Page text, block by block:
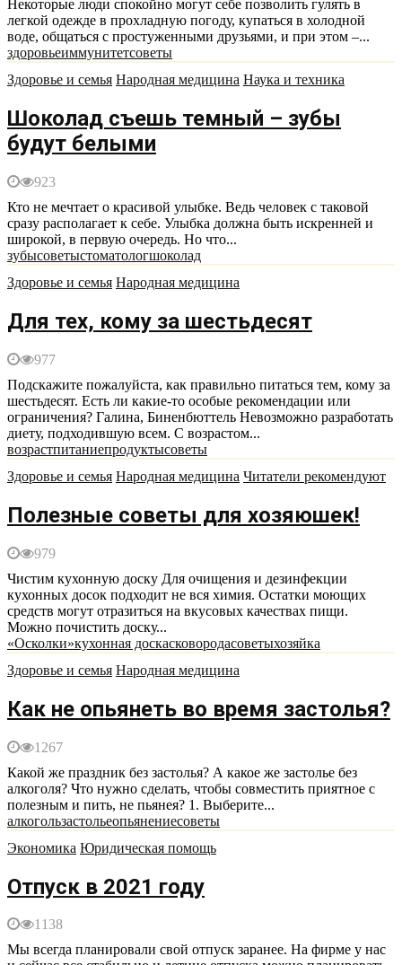
Некоторые люди спокойно могут себе позволить гулять в
легкой одежде в прохладную погоду, купаться в холодной
воде, общаться с простуженными друзьями, и при этом –...
здоровьеиммунитетсоветы
Здоровье и семья Народная медицина Наука и техника
Шоколад съешь темный – зубы
будут белыми
923
Кто не мечтает о красивой улыбке. Ведь человек с таковой
сразу располагает к себе. Улыбка должна быть искренней и
широкой, в первую очередь. Но что...
зубысоветыстоматологшоколад
Здоровье и семья Народная медицина
Для тех, кому за шестьдесят
977
Подскажите пожалуйста, как правильно питаться тем, кому за
шестьдесят. Есть ли какие-то особые рекомендации или
ограничения? Галина, Биненбюттель Невозможно разработать
диету, подходившую всем. С возрастом...
возрастпитаниепродуктысоветы
Здоровье и семья Народная медицина Читатели рекомендуют
Полезные советы для хозяюшек!
979
Чистим кухонную доску Для очищения и дезинфекции
кухонных досок подходит не вся химия. Остатки моющих
средств могут отразиться на вкусовых качествах пищи.
Можно почистить доску...
«Осколки»кухонная доскасковородасоветыхозяйка
Здоровье и семья Народная медицина
Как не опьянеть во время застолья?
1267
Какой же праздник без застолья? А какое же застолье без
алкоголя? Что нужно сделать, чтобы совместить приятное с
полезным и пить, не пьянея? 1. Выберите...
алкогользастольеопьянениесоветы
Экономика Юридическая помощь
Отпуск в 2021 году
1138
Мы всегда планировали свой отпуск заранее. На фирме у нас